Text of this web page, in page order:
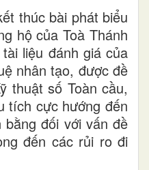
thúc bài phát biểu
hộ của Toà Thánh
liệu đánh giá của
nhân tạo, được đề
thuật số Toàn cầu,
tích cực hướng đến
đối với vấn đề
đến các rủi ro đi